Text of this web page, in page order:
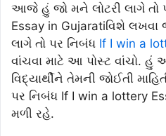
આજે હું જો મને લોટરી લાગે તો
Essay in Gujaratiવિશે લખવા
લાગે તો પર નિબંધ If I win a
વાંચવા માટે આ પોસ્ટ વાંચો. હું
વિદ્યાર્થીને તેમની જોઈતી
પર નિબંધ If I win a lottery
મળી રહે.